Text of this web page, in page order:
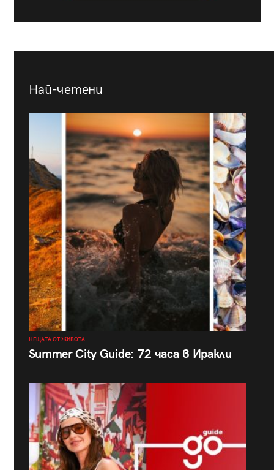
Най-четени
НЕЩАТА ОТ ЖИВОТА
Summer City Guide: 72 часа в Иракли